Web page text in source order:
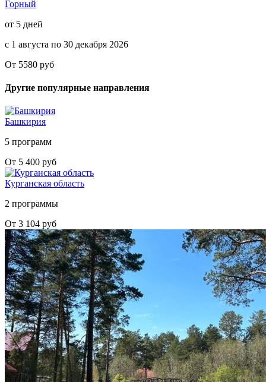
Горный
от 5 дней
с 1 августа по 30 декабря 2026
От 5580 руб
Другие популярные направления
Башкирия
5 программ
От 5 400 руб
Курганская область
2 программы
От 3 104 руб